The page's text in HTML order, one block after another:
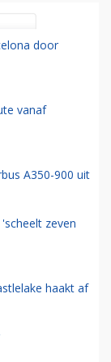
door
vanaf
A350-900 uit
zeven
haakt af